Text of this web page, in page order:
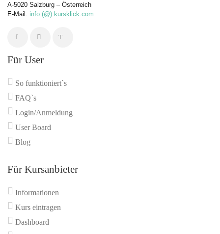
A-5020 Salzburg – Österreich
E-Mail: info (@) kursklick.com
Für User
So funktioniert`s
FAQ`s
Login/Anmeldung
User Board
Blog
Für Kursanbieter
Informationen
Kurs eintragen
Dashboard